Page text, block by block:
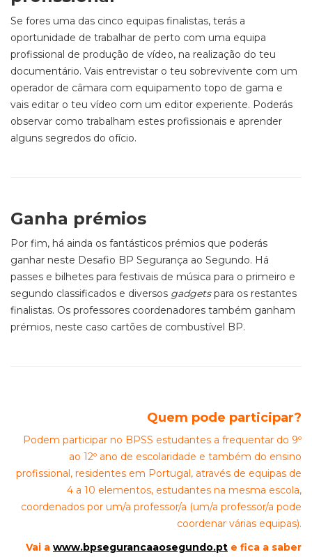
Se fores uma das cinco equipas finalistas, terás a
oportunidade de trabalhar de perto com uma equipa
profissional de produção de vídeo, na realização do teu
documentário. Vais entrevistar o teu sobrevivente com um
operador de câmara com equipamento topo de gama e
vais editar o teu vídeo com um editor experiente. Poderás
observar como trabalham estes profissionais e aprender
alguns segredos do ofício.
Ganha prémios
Por fim, há ainda os fantásticos prémios que poderás
ganhar neste Desafio BP Segurança ao Segundo. Há
passes e bilhetes para festivais de música para o primeiro e
segundo classificados e diversos gadgetspara os restantes
finalistas. Os professores coordenadores também ganham
prémios, neste caso cartões de combustível BP.
Quem pode participar?
Podem participar no BPSS estudantes a frequentar do 9º
ao 12º ano de escolaridade e também do ensino
profissional, residentes em Portugal, através de equipas de
4 a 10 elementos, estudantes na mesma escola,
coordenados por um/a professor/a (um/a professor/a pode
coordenar várias equipas).
Vai a www.bpsegurancaaosegundo.pt e fica a saber